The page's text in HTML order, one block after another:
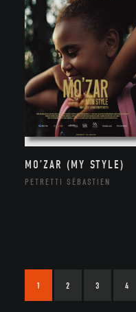
MO’ZAR (MY STYLE)
PETRETTI SÉBASTIEN
1 2 3 4